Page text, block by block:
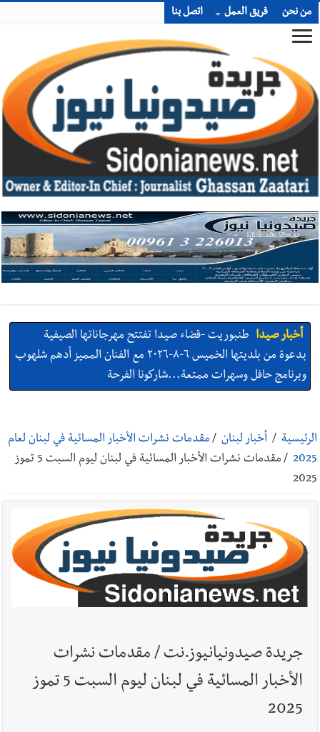
من نحن فريق العمل اتصل بنا
وبرنامج حافل وسهرات ممتعة...شاركونا الفرحة
أخبار صيدا
نادي أشمون الرياضي - صيدا يُحلّق إلى التصفيات
النهائية للدرجة الثالثة .. بثلاثية مستحقة
أخبار صيدا
النائب اسامه سعد تناول في مؤتمر صحافي اقتراح قانون
كان قدمه بعنوان قيم العدالة في تجريم العنصرية الصهيونية : لبنان
يحتاج الى مسارات وطنية مستقلة عن المحاور الخارجية
مرجان في زيرة صيدا
أخبار صيدا بالصور : حدائق ثانوية السفير تزهر فرحًا وفخرًا احتفالًا
بتخرّج أطفال الروضة الثالثة
غير منفجرة من مخلفات العدوان الإسرائيلي
أخبار لبنان
الرئيسية / أخبار لبنان / مقدمات نشرات الأخبار المسائية في لبنان لعام
2025
/
مقدمات نشرات الأخبار المسائية في لبنان ليوم السبت 5 تموز
2025
جريدة صيدونيانيوز.نت / مقدمات نشرات
الأخبار المسائية في لبنان ليوم السبت 5 تموز
2025